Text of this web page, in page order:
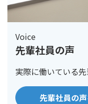
Voice
先輩社員の声
実際に働いている先
先輩社員の